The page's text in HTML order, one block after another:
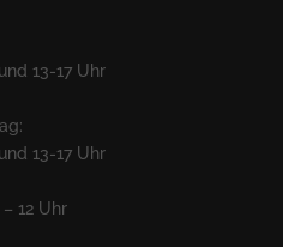
13-17 Uhr
13-17 Uhr
– 12 Uhr